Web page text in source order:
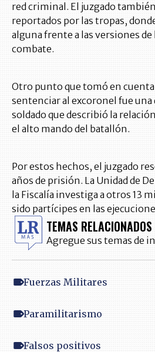
red criminal. El juzgado
reportados por las tropas,
alguna frente a las versiones
combate.
Otro punto que tomó en cuenta
sentenciar al excoronel fue una
soldado que describió la
el alto mando del batallón.
Por estos hechos, el juzgado
años de prisión. La Unidad de
la Fiscalía investiga a otros 13
sido partícipes en las
TEMAS RELACIONADOS
Agregue sus temas de
Fuerzas Militares
Paramilitarismo
Falsos positivos